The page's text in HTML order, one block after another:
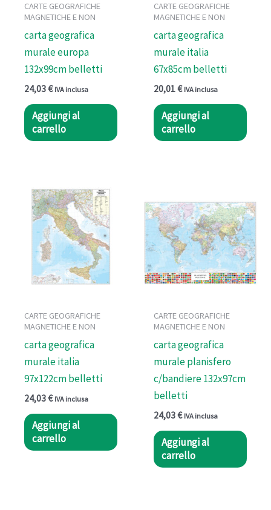
CARTE GEOGRAFICHE
MAGNETICHE E NON
carta geografica
murale europa
132x99cm belletti
24,03€ IVA inclusa
Aggiungi al
carrello
CARTE GEOGRAFICHE
MAGNETICHE E NON
carta geografica
murale italia
67x85cm belletti
20,01€ IVA inclusa
Aggiungi al
carrello
CARTE GEOGRAFICHE
MAGNETICHE E NON
carta geografica
murale italia
97x122cm belletti
24,03€ IVA inclusa
Aggiungi al
carrello
CARTE GEOGRAFICHE
MAGNETICHE E NON
carta geografica
murale planisfero
c/bandiere 132x97cm
belletti
24,03€ IVA inclusa
Aggiungi al
carrello